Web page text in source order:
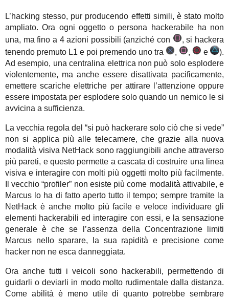
L’hacking stesso, pur producendo effetti simili, è stato molto
ampliato. Ora ogni oggetto o persona hackerabile ha non
una, ma fino a 4 azioni possibili (anziché con
, si hackera
tenendo premuto L1 e poi premendo uno tra
, , e
).
Ad esempio, una centralina elettrica non può solo esplodere
violentemente, ma anche essere disattivata pacificamente,
emettere scariche elettriche per attirare l’attenzione oppure
essere impostata per esplodere solo quando un nemico le si
avvicina a sufficienza.
La vecchia regola del “si può hackerare solo ciò che si vede”
non si applica più alle telecamere, che grazie alla nuova
modalità visiva NetHack sono raggiungibili anche attraverso
più pareti, e questo permette a cascata di costruire una linea
visiva e interagire con molti più oggetti molto più facilmente.
Il vecchio “profiler” non esiste più come modalità attivabile, e
Marcus lo ha di fatto aperto tutto il tempo; sempre tramite la
NetHack è anche molto più facile e veloce individuare gli
elementi hackerabili ed interagire con essi, e la sensazione
generale è che se l’assenza della Concentrazione limiti
Marcus nello sparare, la sua rapidità e precisione come
hacker non ne esca danneggiata.
Ora anche tutti i veicoli sono hackerabili, permettendo di
guidarli o deviarli in modo molto rudimentale dalla distanza.
Come abilità è meno utile di quanto potrebbe sembrare